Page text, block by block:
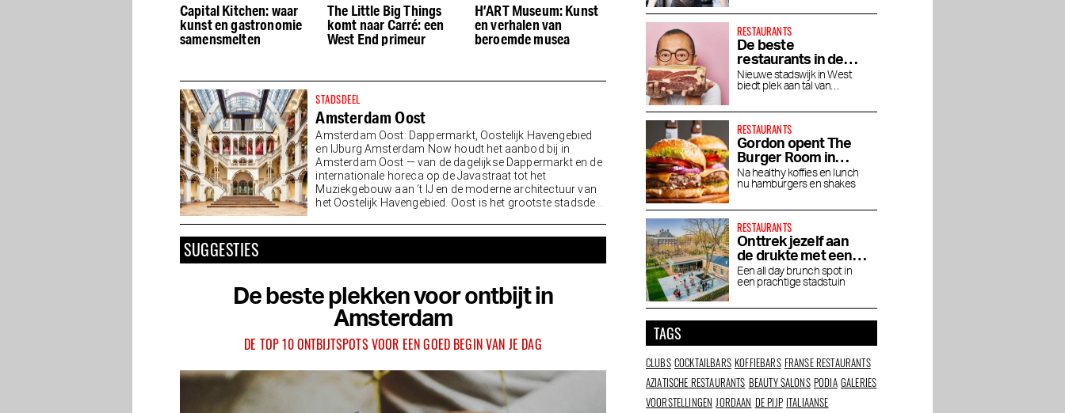
Capital Kitchen: waar
kunst en gastronomie
samensmelten
The Little Big Things
komt naar Carré: een
West End primeur
H’ART Museum: Kunst
en verhalen van
beroemde musea
Tentoonstelling
Abracadabra onthult
de Joodse roots van de
podiummagie
Joods Museum belicht
de Joodse cultuur,
religie en geschiedenis
STADSDEEL
Amsterdam Oost
Amsterdam Oost: Dappermarkt, Oostelijk Havengebied
en IJburg Amsterdam Now houdt het aanbod bij in
Amsterdam Oost — van de dagelijkse Dappermarkt en de
internationale horeca op de Javastraat tot het
Muziekgebouw aan ’t IJ en de moderne architectuur van
het Oostelijk Havengebied. Oost is het grootste stadsdeel
SUGGESTIES
De beste plekken voor ontbijt in
Amsterdam
DE TOP 10 ONTBIJTSPOTS VOOR EEN GOED BEGIN VAN JE DAG
RESTAURANTS
De beste
restaurants in de
Houthavens
Nieuwe stadswijk in West
biedt plek aan tal van
RESTAURANTS
Gordon opent The
Burger Room in
Museumkwartier
Na healthy koffies en lunch
nu hamburgers en shakes
RESTAURANTS
Onttrek jezelf aan
de drukte met een
brunch bij Dignita
Hoftuin
Een all day brunch spot in
een prachtige stadstuin
TAGS
CLUBS COCKTAILBARS KOFFIEBARS FRANSE RESTAURANTS
AZIATISCHE RESTAURANTS BEAUTY SALONS PODIA GALERIES
VOORSTELLINGEN JORDAAN DE PIJP ITALIAANSE